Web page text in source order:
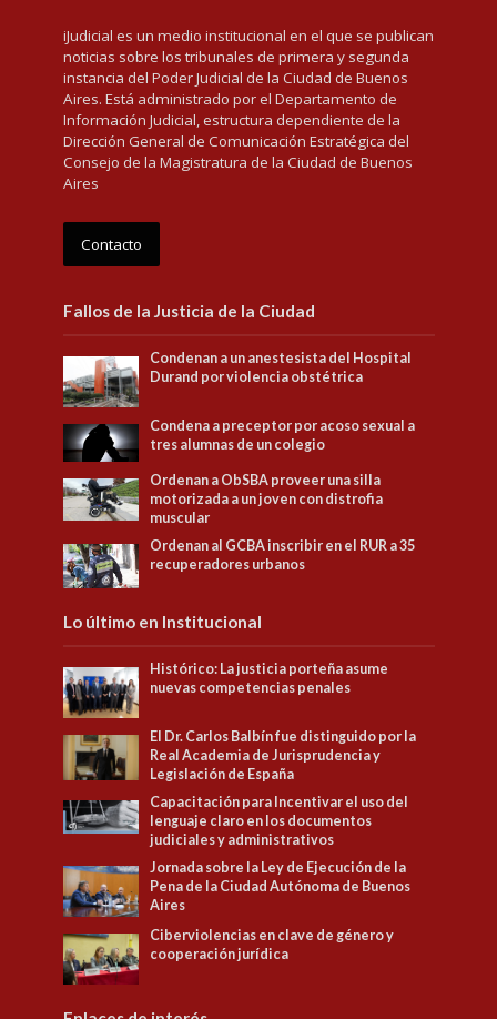
iJudicial es un medio institucional en el que se publican
noticias sobre los tribunales de primera y segunda
instancia del Poder Judicial de la Ciudad de Buenos
Aires. Está administrado por el Departamento de
Información Judicial, estructura dependiente de la
Dirección General de Comunicación Estratégica del
Consejo de la Magistratura de la Ciudad de Buenos
Aires
Contacto
Fallos de la Justicia de la Ciudad
Condenan a un anestesista del Hospital
Durand por violencia obstétrica
Condena a preceptor por acoso sexual a
tres alumnas de un colegio
Ordenan a ObSBA proveer una silla
motorizada a un joven con distrofia
muscular
Ordenan al GCBA inscribir en el RUR a 35
recuperadores urbanos
Lo último en Institucional
Histórico: La justicia porteña asume
nuevas competencias penales
El Dr. Carlos Balbín fue distinguido por la
Real Academia de Jurisprudencia y
Legislación de España
Capacitación para Incentivar el uso del
lenguaje claro en los documentos
judiciales y administrativos
Jornada sobre la Ley de Ejecución de la
Pena de la Ciudad Autónoma de Buenos
Aires
Ciberviolencias en clave de género y
cooperación jurídica